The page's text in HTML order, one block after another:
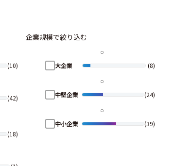
(10)
(42)
(18)
企業規模で絞り込む
大企業 (8)
中堅企業 (24)
中小企業 (39)